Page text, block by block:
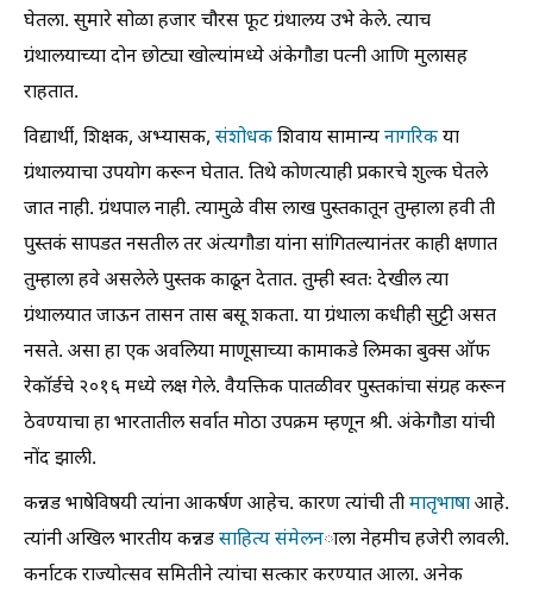
घेतला. सुमारे सोळा हजार चौरस फूट ग्रंथालय उभे केले. त्याच
ग्रंथालयाच्या दोन छोट्या खोल्यांमध्ये अंकेगौडा पत्नी आणि मुलासह
राहतात.
विद्यार्थी, शिक्षक, अभ्यासक, संशोधकशिवाय सामान्यनागरिकया
ग्रंथालयाचा उपयोग करून घेतात. तिथे कोणत्याही प्रकारचे शुल्क घेतले
जात नाही. ग्रंथपाल नाही. त्यामुळे वीस लाख पुस्तकातून तुम्हाला हवी ती
पुस्तकं सापडत नसतील तर अंत्यगौडा यांना सांगितल्यानंतर काही क्षणात
तुम्हाला हवे असलेले पुस्तक काढून देतात. तुम्ही स्वतः देखील त्या
ग्रंथालयात जाऊन तासन तास बसू शकता. या ग्रंथाला कधीही सुट्टी असत
नसते. असा हा एक अवलिया माणूसाच्या कामाकडे लिमका बुक्स ऑफ
रेकॉर्डचे २०१६ मध्ये लक्ष गेले. वैयक्तिक पातळीवर पुस्तकांचा संग्रह करून
ठेवण्याचा हा भारतातील सर्वात मोठा उपक्रम म्हणून श्री. अंकेगौडा यांची
नोंद झाली.
कन्नड भाषेविषयी त्यांना आकर्षण आहेच. कारण त्यांची तीमातृभाषाआहे.
त्यांनी अखिल भारतीय कन्नडसाहित्य संमेलनाला नेहमीच हजेरी लावली.
कर्नाटक राज्योत्सव समितीने त्यांचा सत्कार करण्यात आला. अनेक